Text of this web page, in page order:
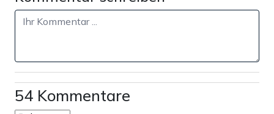
54 Kommentare